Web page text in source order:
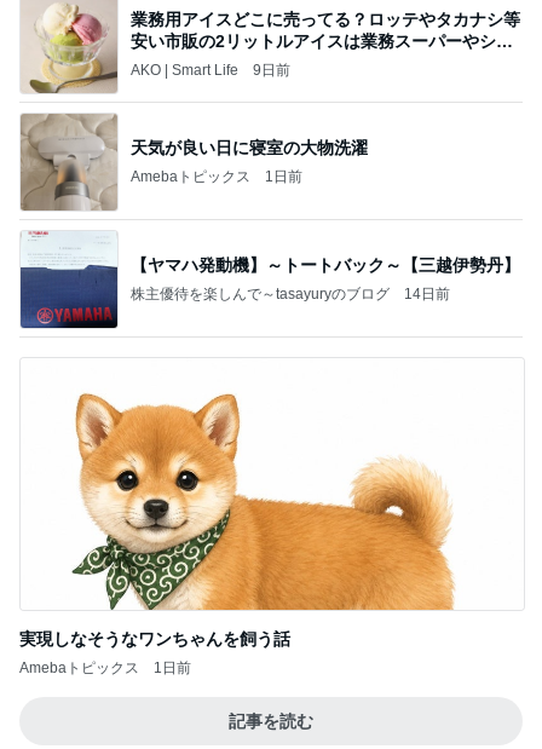
業務用アイスどこに売ってる？ロッテやタカナシ等
安い市販の2リットルアイスは業務スーパーやシャ
トレ
AKO | Smart Life 9日前
天気が良い日に寝室の大物洗濯
Amebaトピックス 1日前
【ヤマハ発動機】～トートバック～【三越伊勢丹】
株主優待を楽しんで～tasayuryのブログ 14日前
実現しなそうなワンちゃんを飼う話
Amebaトピックス 1日前
記事を読む